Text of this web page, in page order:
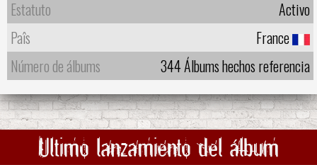
Estatuto
Activo
Paîs
France
Número de álbums
344 Álbums hechos referencia
Ultimo lanzamiento del álbum